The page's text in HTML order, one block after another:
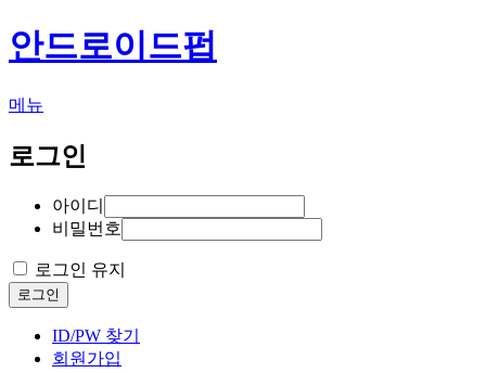
안드로이드펍
메뉴
로그인
아이디
비밀번호
로그인 유지
로그인
ID/PW 찾기
회원가입